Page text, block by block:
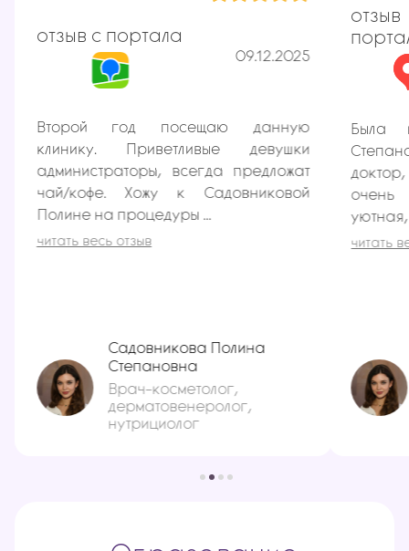
отзыв с портала
09.12.2025
Второй год посещаю данную
клинику. Приветливые девушки
администраторы, всегда предложат
чай/кофе. Хожу к Садовниковой
Полине на процедуры ...
читать весь отзыв
Садовникова Полина
Степановна
Врач-косметолог,
дерматовенеролог,
нутрициолог
Была
очень
уютная,
читать